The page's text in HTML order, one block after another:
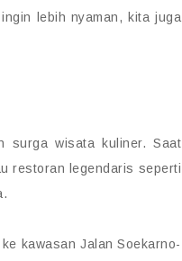
lebih nyaman, kita juga
surga wisata kuliner. Saat
restoran legendaris seperti
kawasan Jalan Soekarno-